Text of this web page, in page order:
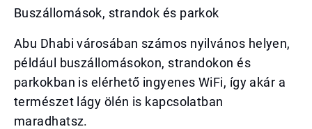
Buszállomások, strandok és parkok
Abu Dhabi városában számos nyilvános helyen,
például buszállomásokon, strandokon és
parkokban is elérhető ingyenes WiFi, így akár a
természet lágy ölén is kapcsolatban
maradhatsz.